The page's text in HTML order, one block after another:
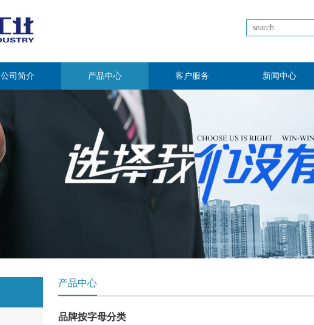
公司简介 产品中心 客户服务 新闻中心
产品中心
品牌按字母分类